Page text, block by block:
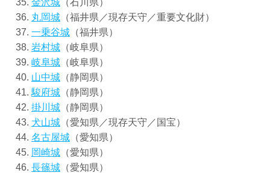
金沢城 （石川県）
丸岡城 （福井県／現存天守／重要文化財）
一乗谷城 （福井県）
岩村城 （岐阜県）
岐阜城 （岐阜県）
山中城 （静岡県）
駿府城 （静岡県）
掛川城 （静岡県）
犬山城 （愛知県／現存天守／国宝）
名古屋城 （愛知県）
岡崎城 （愛知県）
長篠城 （愛知県）